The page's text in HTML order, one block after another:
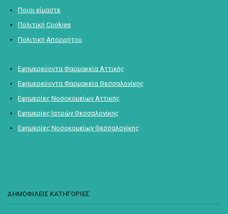
Ποιοι είμαστε
Πολιτική Cookies
Πολιτική Απορρήτου
Εφημερεύοντα Φαρμακεία Αττικής
Εφημερεύοντα Φαρμακεία Θεσσαλονίκης
Εφημερίες Νοσοκομείων Αττικής
Εφημερίες Ιατρών Θεσσαλονίκης
Εφημερίες Νοσοκομείων Θεσσαλονίκης
ΔΗΜΟΦΙΛΕΙΣ ΚΑΤΗΓΟΡΙΕΣ